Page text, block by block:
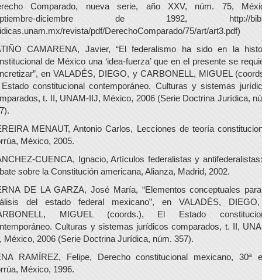
Comparado, nueva serie, año XXV, núm. 75,
diciembre de 1992, http://
revista/pdf/DerechoComparado/75/art/art3.pdf)
CAMARENA, Javier, “El federalismo ha sido en la
de México una ‘idea-fuerza’ que en el presente se
en VALADÉS, DIEGO, y CARBONELL, MIGUEL
constitucional contemporáneo. Culturas y sistemas
t. II, UNAM-IIJ, México, 2006 (Serie Doctrina Jurídica,
MENAUT, Antonio Carlos, Lecciones de teoría
México, 2005.
CUENCA, Ignacio, Artículos federalistas y
sobre la Constitución americana, Alianza, Madrid, 2002.
DE LA GARZA, José María, “Elementos conceptuales
del estado federal mexicano”, en VALADÉS,
MIGUEL (coords.), El Estado
Culturas y sistemas jurídicos comparados, t. II,
México, 2006 (Serie Doctrina Jurídica, núm. 357).
RAMÍREZ, Felipe, Derecho constitucional mexicano, 30ª
México, 1996.